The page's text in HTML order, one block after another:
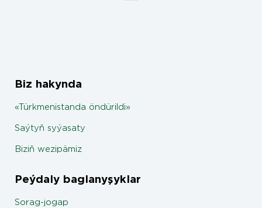
Biz hakynda
«Türkmenistanda öndürildi»
Saýtyň syýasaty
Biziň wezipämiz
Peýdaly baglanyşyklar
Sorag-jogap